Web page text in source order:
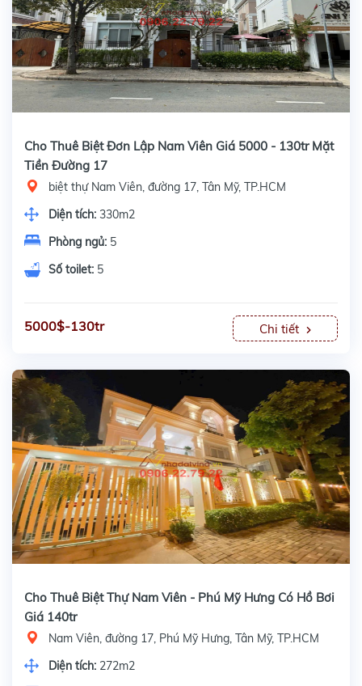
Cho Thuê Biệt Đơn Lập Nam Viên Giá 5000 - 130tr Mặt
Tiền Đường 17
biệt thự Nam Viên, đường 17, Tân Mỹ, TP.HCM
Diện tích: 330m2
Phòng ngủ: 5
Số toilet: 5
5000$-130tr Chi tiết
Cho Thuê Biệt Thự Nam Viên - Phú Mỹ Hưng Có Hồ Bơi
Giá 140tr
Nam Viên, đường 17, Phú Mỹ Hưng, Tân Mỹ, TP.HCM
Diện tích: 272m2